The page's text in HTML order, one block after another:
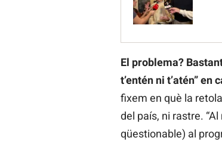
El problema?
t’entén ni t’atén” en
fixem en què la
del país, ni rastre.
qüestionable) al